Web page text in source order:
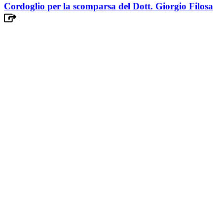
Cordoglio per la scomparsa del Dott. Giorgio Filosa